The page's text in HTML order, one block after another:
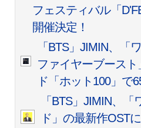
フェスティバル「
開催決定！
「BTS」JIMIN、「
ファイヤーブース
ド「ホット100」で
「BTS」JIMIN、
ド」の最新作OST